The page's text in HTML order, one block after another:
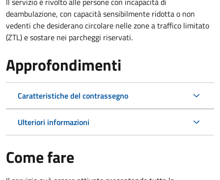
deambulazione, con capacità sensibilmente ridotta o non
vedenti che desiderano circolare nelle zone a traffico limitato
(ZTL) e sostare nei parcheggi riservati.
Approfondimenti
Caratteristiche del contrassegno
Ulteriori informazioni
Come fare